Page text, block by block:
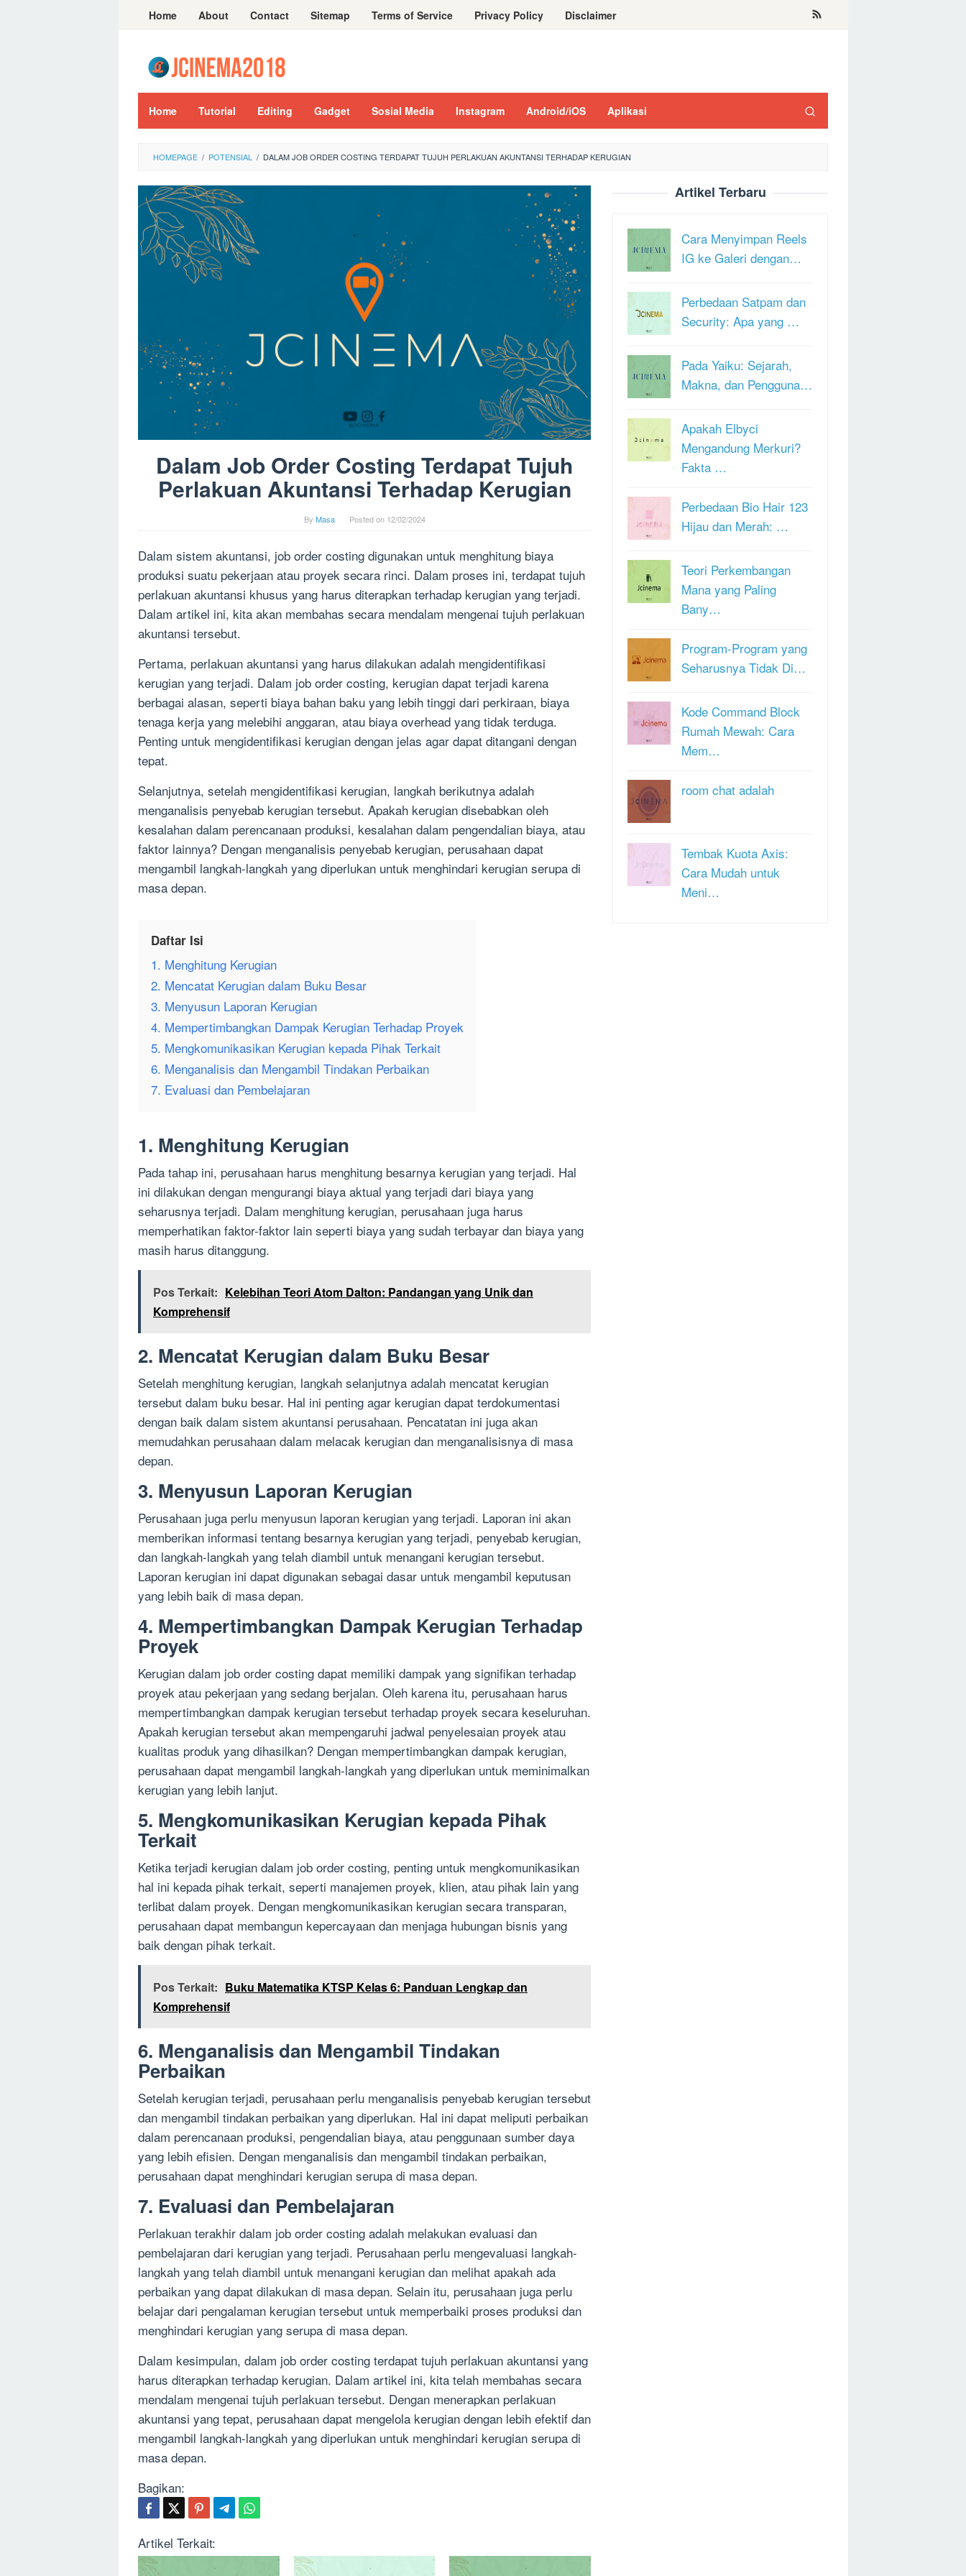
Home About Contact Sitemap Terms of Service Privacy Policy Disclaimer
Home Tutorial Editing Gadget Sosial Media Instagram Android/iOS Aplikasi
HOMEPAGE / POTENSIAL / DALAM JOB ORDER COSTING TERDAPAT TUJUH PERLAKUAN AKUNTANSI TERHADAP KERUGIAN
Dalam Job Order Costing Terdapat Tujuh
Perlakuan Akuntansi Terhadap Kerugian
By Masa Posted on 12/02/2024
Dalam sistem akuntansi, job order costing digunakan untuk menghitung biaya
produksi suatu pekerjaan atau proyek secara rinci. Dalam proses ini, terdapat tujuh
perlakuan akuntansi khusus yang harus diterapkan terhadap kerugian yang terjadi.
Dalam artikel ini, kita akan membahas secara mendalam mengenai tujuh perlakuan
akuntansi tersebut.
Pertama, perlakuan akuntansi yang harus dilakukan adalah mengidentifikasi
kerugian yang terjadi. Dalam job order costing, kerugian dapat terjadi karena
berbagai alasan, seperti biaya bahan baku yang lebih tinggi dari perkiraan, biaya
tenaga kerja yang melebihi anggaran, atau biaya overhead yang tidak terduga.
Penting untuk mengidentifikasi kerugian dengan jelas agar dapat ditangani dengan
tepat.
Selanjutnya, setelah mengidentifikasi kerugian, langkah berikutnya adalah
menganalisis penyebab kerugian tersebut. Apakah kerugian disebabkan oleh
kesalahan dalam perencanaan produksi, kesalahan dalam pengendalian biaya, atau
faktor lainnya? Dengan menganalisis penyebab kerugian, perusahaan dapat
mengambil langkah-langkah yang diperlukan untuk menghindari kerugian serupa di
masa depan.
Daftar Isi
1. Menghitung Kerugian
2. Mencatat Kerugian dalam Buku Besar
3. Menyusun Laporan Kerugian
4. Mempertimbangkan Dampak Kerugian Terhadap Proyek
5. Mengkomunikasikan Kerugian kepada Pihak Terkait
6. Menganalisis dan Mengambil Tindakan Perbaikan
7. Evaluasi dan Pembelajaran
1. Menghitung Kerugian
Pada tahap ini, perusahaan harus menghitung besarnya kerugian yang terjadi. Hal
ini dilakukan dengan mengurangi biaya aktual yang terjadi dari biaya yang
seharusnya terjadi. Dalam menghitung kerugian, perusahaan juga harus
memperhatikan faktor-faktor lain seperti biaya yang sudah terbayar dan biaya yang
masih harus ditanggung.
Pos Terkait: Kelebihan Teori Atom Dalton: Pandangan yang Unik dan
Komprehensif
2. Mencatat Kerugian dalam Buku Besar
Setelah menghitung kerugian, langkah selanjutnya adalah mencatat kerugian
tersebut dalam buku besar. Hal ini penting agar kerugian dapat terdokumentasi
dengan baik dalam sistem akuntansi perusahaan. Pencatatan ini juga akan
memudahkan perusahaan dalam melacak kerugian dan menganalisisnya di masa
depan.
3. Menyusun Laporan Kerugian
Perusahaan juga perlu menyusun laporan kerugian yang terjadi. Laporan ini akan
memberikan informasi tentang besarnya kerugian yang terjadi, penyebab kerugian,
dan langkah-langkah yang telah diambil untuk menangani kerugian tersebut.
Laporan kerugian ini dapat digunakan sebagai dasar untuk mengambil keputusan
yang lebih baik di masa depan.
4. Mempertimbangkan Dampak Kerugian Terhadap
Proyek
Kerugian dalam job order costing dapat memiliki dampak yang signifikan terhadap
proyek atau pekerjaan yang sedang berjalan. Oleh karena itu, perusahaan harus
mempertimbangkan dampak kerugian tersebut terhadap proyek secara keseluruhan.
Apakah kerugian tersebut akan mempengaruhi jadwal penyelesaian proyek atau
kualitas produk yang dihasilkan? Dengan mempertimbangkan dampak kerugian,
perusahaan dapat mengambil langkah-langkah yang diperlukan untuk meminimalkan
kerugian yang lebih lanjut.
5. Mengkomunikasikan Kerugian kepada Pihak
Terkait
Ketika terjadi kerugian dalam job order costing, penting untuk mengkomunikasikan
hal ini kepada pihak terkait, seperti manajemen proyek, klien, atau pihak lain yang
terlibat dalam proyek. Dengan mengkomunikasikan kerugian secara transparan,
perusahaan dapat membangun kepercayaan dan menjaga hubungan bisnis yang
baik dengan pihak terkait.
Pos Terkait: Buku Matematika KTSP Kelas 6: Panduan Lengkap dan
Komprehensif
6. Menganalisis dan Mengambil Tindakan
Perbaikan
Setelah kerugian terjadi, perusahaan perlu menganalisis penyebab kerugian tersebut
dan mengambil tindakan perbaikan yang diperlukan. Hal ini dapat meliputi perbaikan
dalam perencanaan produksi, pengendalian biaya, atau penggunaan sumber daya
yang lebih efisien. Dengan menganalisis dan mengambil tindakan perbaikan,
perusahaan dapat menghindari kerugian serupa di masa depan.
7. Evaluasi dan Pembelajaran
Perlakuan terakhir dalam job order costing adalah melakukan evaluasi dan
pembelajaran dari kerugian yang terjadi. Perusahaan perlu mengevaluasi langkah-
langkah yang telah diambil untuk menangani kerugian dan melihat apakah ada
perbaikan yang dapat dilakukan di masa depan. Selain itu, perusahaan juga perlu
belajar dari pengalaman kerugian tersebut untuk memperbaiki proses produksi dan
menghindari kerugian yang serupa di masa depan.
Dalam kesimpulan, dalam job order costing terdapat tujuh perlakuan akuntansi yang
harus diterapkan terhadap kerugian. Dalam artikel ini, kita telah membahas secara
mendalam mengenai tujuh perlakuan tersebut. Dengan menerapkan perlakuan
akuntansi yang tepat, perusahaan dapat mengelola kerugian dengan lebih efektif dan
mengambil langkah-langkah yang diperlukan untuk menghindari kerugian serupa di
masa depan.
Bagikan:
Artikel Terkait:
Artikel Terbaru
Cara Menyimpan Reels
IG ke Galeri dengan…
Perbedaan Satpam dan
Security: Apa yang …
Pada Yaiku: Sejarah,
Makna, dan Pengguna…
Apakah Elbyci
Mengandung Merkuri?
Fakta …
Perbedaan Bio Hair 123
Hijau dan Merah: …
Teori Perkembangan
Mana yang Paling
Bany…
Program-Program yang
Seharusnya Tidak Di…
Kode Command Block
Rumah Mewah: Cara
Mem…
room chat adalah
Tembak Kuota Axis:
Cara Mudah untuk
Meni…